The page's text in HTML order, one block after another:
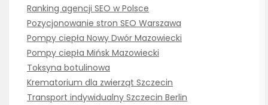
Ranking agencji SEO w Polsce
Pozycjonowanie stron SEO Warszawa
Pompy ciepła Nowy Dwór Mazowiecki
Pompy ciepła Mińsk Mazowiecki
Toksyna botulinowa
Krematorium dla zwierząt Szczecin
Transport indywidualny Szczecin Berlin